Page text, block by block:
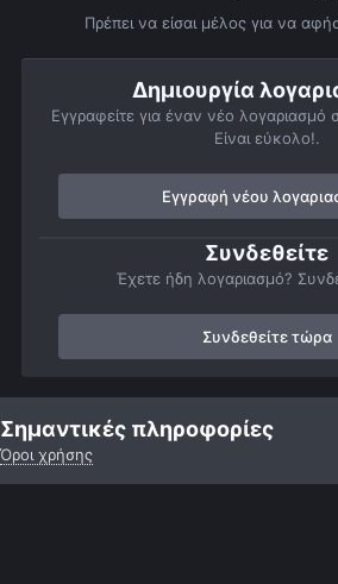
Πρέπει να είσαι μέλος για να
Δημιουργία
Εγγραφείτε για έναν νέο λογαριασμό
Είναι εύκολο!.
Εγγραφή νέου
Συνδεθείτε
Έχετε ήδη λογαριασμό?
Συνδεθείτε τώρα
Αρχή Αστροφωτογραφίες Member
Σημαντικές πληροφορίες
Όροι χρήσης
Forum